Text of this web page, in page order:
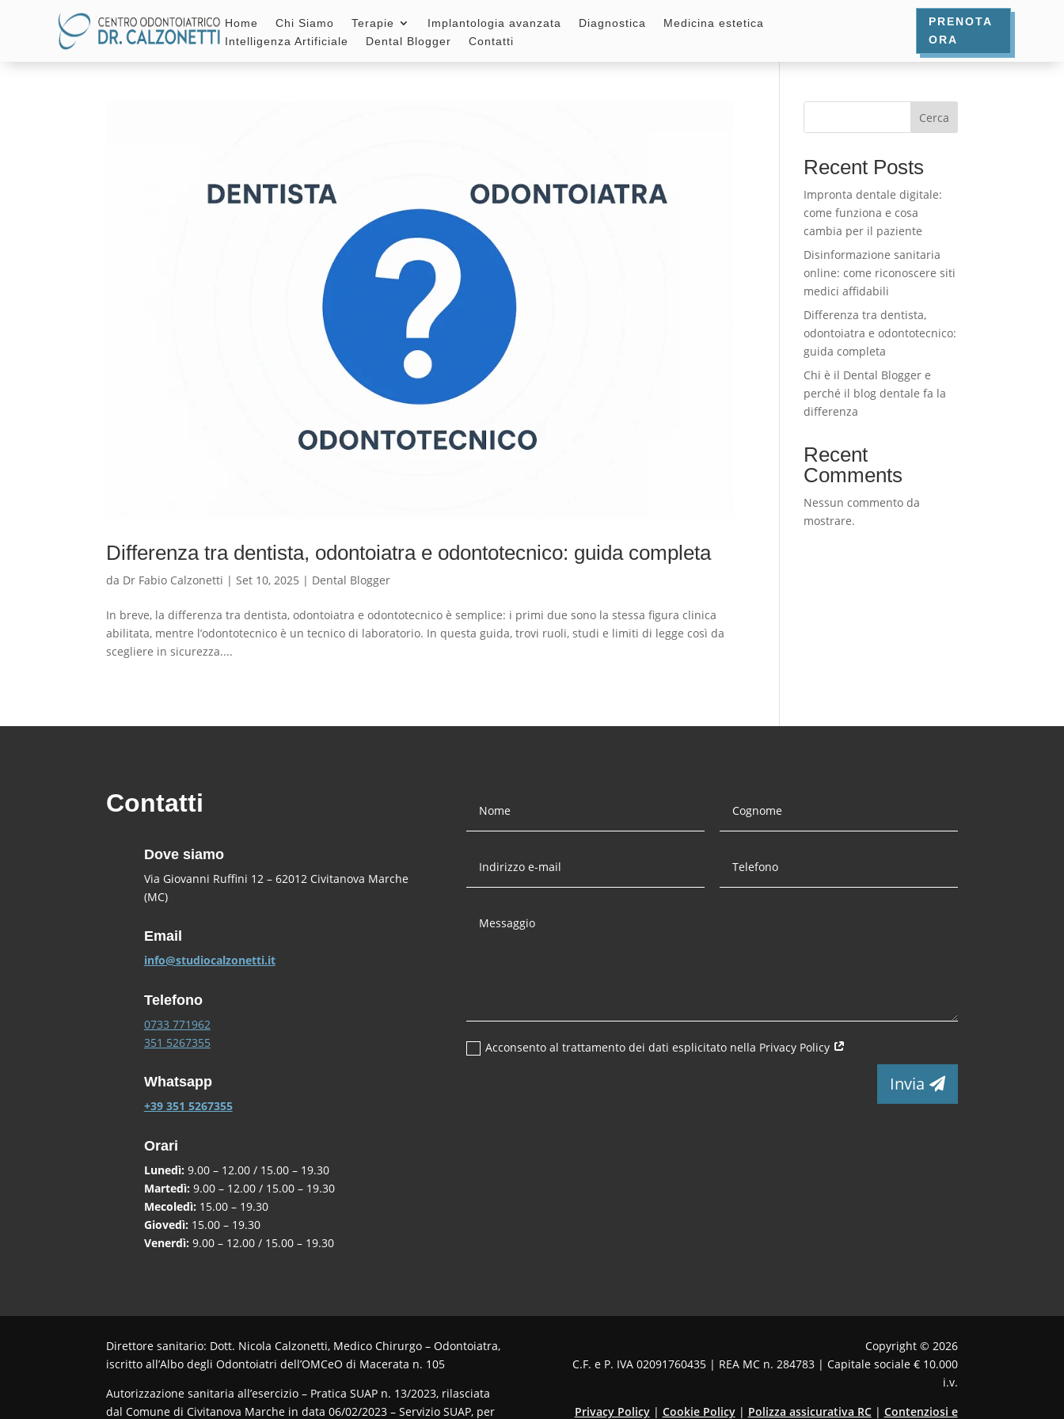
Home Chi Siamo Terapie Implantologia avanzata Diagnostica
Medicina estetica
Intelligenza Artificiale
Dental Blogger Contatti
PRENOTA
ORA
Differenza tra dentista, odontoiatra e odontotecnico: guida completa
da Dr Fabio Calzonetti |Set 10, 2025 | Dental Blogger
In breve, la differenza tra dentista, odontoiatra e odontotecnico è semplice: i primi due sono la stessa figura clinica
abilitata, mentre l’odontotecnico è un tecnico di laboratorio. In questa guida, trovi ruoli, studi e limiti di legge così da
scegliere in sicurezza....
Cerca
Recent Posts
Impronta dentale digitale:
come funziona e cosa
cambia per il paziente
Disinformazione sanitaria
online: come riconoscere siti
medici affidabili
Differenza tra dentista,
odontoiatra e odontotecnico:
guida completa
Chi è il Dental Blogger e
perché il blog dentale fa la
differenza
Recent
Comments
Nessun commento da
mostrare.
Contatti
Dove siamo
Via Giovanni Ruffini 12 – 62012 Civitanova Marche
(MC)
Email
info@studiocalzonetti.it
Telefono
0733 771962
351 5267355
Whatsapp
+39 351 5267355
Orari
Lunedì: 9.00 – 12.00 / 15.00 – 19.30
Martedì: 9.00 – 12.00 / 15.00 – 19.30
Mecoledì: 15.00 – 19.30
Giovedì: 15.00 – 19.30
Venerdì: 9.00 – 12.00 / 15.00 – 19.30
Acconsento al trattamento dei dati esplicitato nella Privacy Policy
Invia
Direttore sanitario: Dott. Nicola Calzonetti, Medico Chirurgo – Odontoiatra,
iscritto all’Albo degli Odontoiatri dell’OMCeO di Macerata n. 105
Autorizzazione sanitaria all’esercizio – Pratica SUAP n. 13/2023, rilasciata
dal Comune di Civitanova Marche in data 06/02/2023 – Servizio SUAP, per
Copyright © 2026
C.F. e P. IVA 02091760435 | REA MC n. 284783 | Capitale sociale € 10.000
i.v.
Privacy Policy | Cookie Policy| Polizza assicurativa RC| Contenziosi e